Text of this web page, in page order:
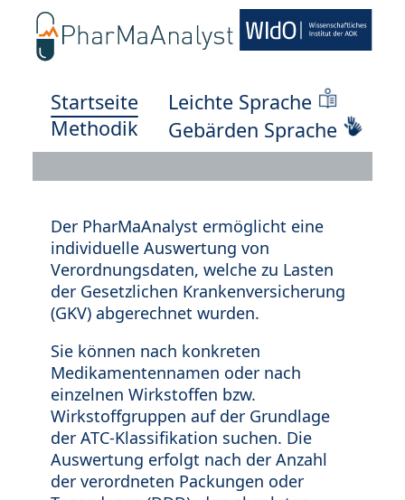
Startseite
Methodik
Leichte Sprache
Gebärden Sprache
Der PharMaAnalyst ermöglicht eine
individuelle Auswertung von
Verordnungsdaten, welche zu Lasten
der Gesetzlichen Krankenversicherung
(GKV) abgerechnet wurden.
Sie können nach konkreten
Medikamentennamen oder nach
einzelnen Wirkstoffen bzw.
Wirkstoffgruppen auf der Grundlage
der ATC-Klassifikation suchen. Die
Auswertung erfolgt nach der Anzahl
der verordneten Packungen oder